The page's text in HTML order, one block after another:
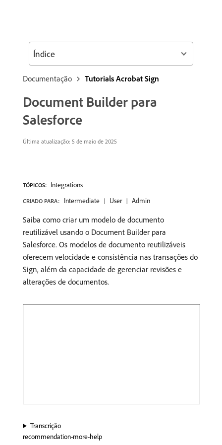
Documentação Tutorials Acrobat Sign
Document Builder para
Salesforce
Última atualização: 5 de maio de 2025
TÓPICOS: Integrations
CRIADO PARA: Intermediate User Admin
Saiba como criar um modelo de documento
reutilizável usando o Document Builder para
Salesforce. Os modelos de documento reutilizáveis
oferecem velocidade e consistência nas transações do
Sign, além da capacidade de gerenciar revisões e
alterações de documentos.
Transcrição
recommendation-more-help
Índice